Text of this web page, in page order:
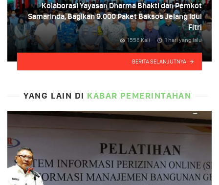
Kolaborasi Yayasan Dharma Bhakti dan Pemkot
Samarinda, Bagikan 9.000 Paket Baksos Jelang Idul
Fitri
1558 Kali 1 hari yang lalu
BERITA SELANJUTNYA
YANG LAIN DI KABAR PEMERINTAHAN